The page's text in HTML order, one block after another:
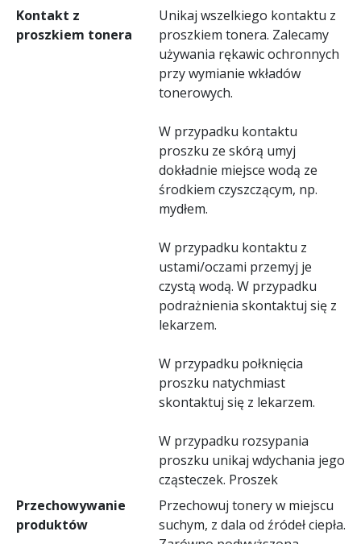
Kontakt z
proszkiem tonera
Unikaj wszelkiego kontaktu z
proszkiem tonera. Zalecamy
używania rękawic ochronnych
przy wymianie wkładów
tonerowych.
W przypadku kontaktu
proszku ze skórą umyj
dokładnie miejsce wodą ze
środkiem czyszczącym, np.
mydłem.
W przypadku kontaktu z
ustami/oczami przemyj je
czystą wodą. W przypadku
podrażnienia skontaktuj się z
lekarzem.
W przypadku połknięcia
proszku natychmiast
skontaktuj się z lekarzem.
W przypadku rozsypania
proszku unikaj wdychania jego
cząsteczek. Proszek
Przechowywanie
produktów
Przechowuj tonery w miejscu
suchym, z dala od źródeł ciepła.